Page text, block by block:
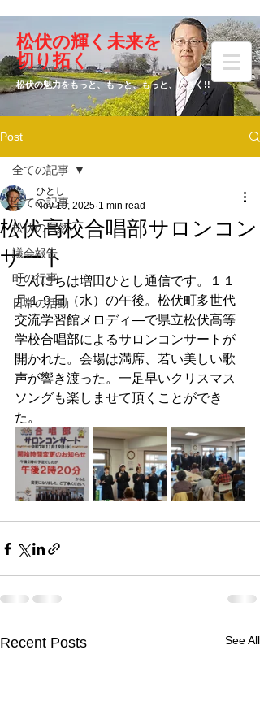
​増田 ひとし
​松伏の輝く未来を
切り拓く
松伏の魅力をもっと、もっと、もっと、大きく!!
元松伏町議会議員
Post
全ての記事
松伏の自然
議会報告
町の行事
日常の活動
全ての記事
松伏高校合唱部サロンコン
サート
ひとし
Nov 19, 2025 1 min read
こんにちは増田ひとし通信です。１１
月１９日（水）の午後。松伏町多世代
交流学習館メロディ―で県立松伏高等
学校合唱部によるサロンコンサートが
開かれた。会場は満席、若い美しい歌
声が響き渡った。一足早いクリスマス
ソングも楽しませて頂くことができ
た。
Recent Posts See All